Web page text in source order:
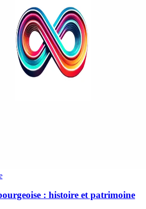
: histoire et patrimoine